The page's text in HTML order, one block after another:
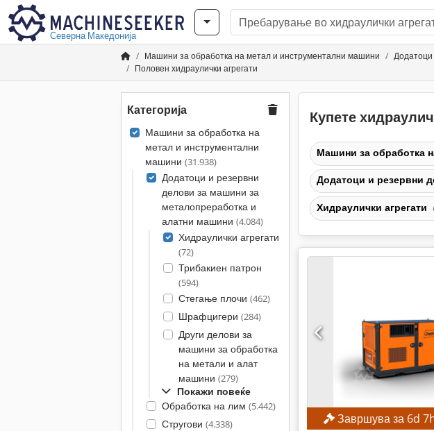
Северна Македонија
Машини за обработка на метал и инструментални машини
Половен хидраулички агрегати
Категорија
Машини за обработка на
метал и инструментални
машини (31.938)
Додатоци и резервни
делови за машини за
металопреработка и
алатни машини (4.084)
Хидраулички агрегати
(72)
Трибакиен патрон
(594)
Стегање плочи (462)
Шрафцигери (284)
Други делови за
машини за обработка
на метали и алат
машини (279)
Покажи повеќе
Обработка на лим (5.442)
Стругови (4.338)
Купете
Машини за обработка
Додатоци и резервни
Хидраулички агрегати
Завршува за 6d7